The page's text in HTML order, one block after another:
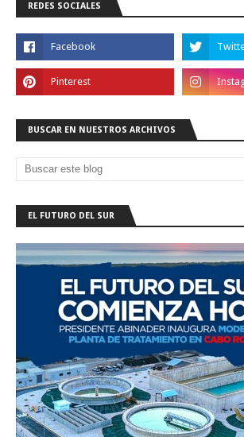
REDES SOCIALES
BUSCAR EN NUESTROS ARCHIVOS
EL FUTURO DEL SUR